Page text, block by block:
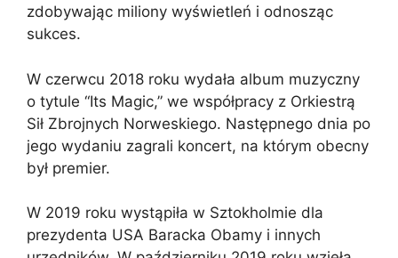
zdobywając miliony wyświetleń i odnosząc
sukces.
W czerwcu 2018 roku wydała album muzyczny
o tytule “Its Magic,” we współpracy z Orkiestrą
Sił Zbrojnych Norweskiego. Następnego dnia po
jego wydaniu zagrali koncert, na którym obecny
był premier.
W 2019 roku wystąpiła w Sztokholmie dla
prezydenta USA Baracka Obamy i innych